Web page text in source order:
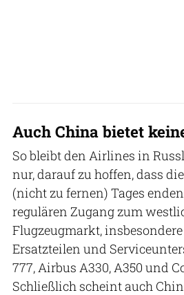
Auch China bietet
So bleibt den Airlines in
nur, darauf zu hoffen, dass
(nicht zu fernen) Tages
regulären Zugang zum
Flugzeugmarkt,
Ersatzteilen und
777, Airbus A330, A350 und
Schließlich scheint auch